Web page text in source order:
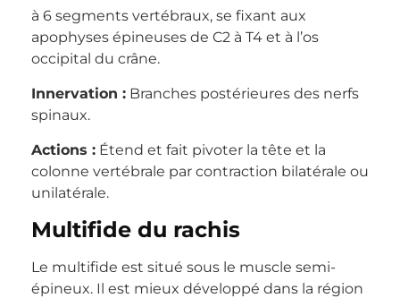
à 6 segments vertébraux, se fixant aux
apophyses épineuses de C2 à T4 et à l’os
occipital du crâne.
Innervation : Branches postérieures des nerfs
spinaux.
Actions : Étend et fait pivoter la tête et la
colonne vertébrale par contraction bilatérale ou
unilatérale.
Multifide du rachis
Le multifide est situé sous le muscle semi-
épineux. Il est mieux développé dans la région